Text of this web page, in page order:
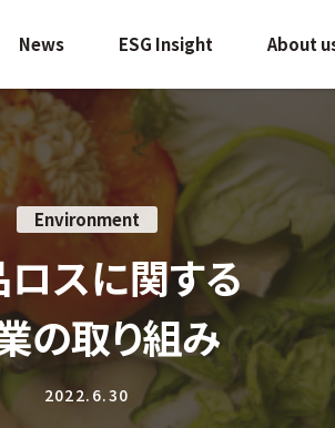
News ESG Insight About
Environment
スに関する
の取り組み
2022.6.30